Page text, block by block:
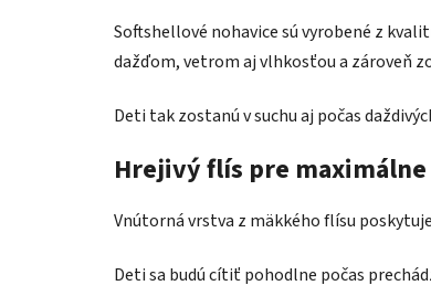
Softshellové nohavice sú vyrobené z
dažďom, vetrom aj vlhkosťou a zároveň
Deti tak zostanú v suchu aj počas
Hrejivý flís pre
Vnútorná vrstva z mäkkého flísu
Deti sa budú cítiť pohodlne počas